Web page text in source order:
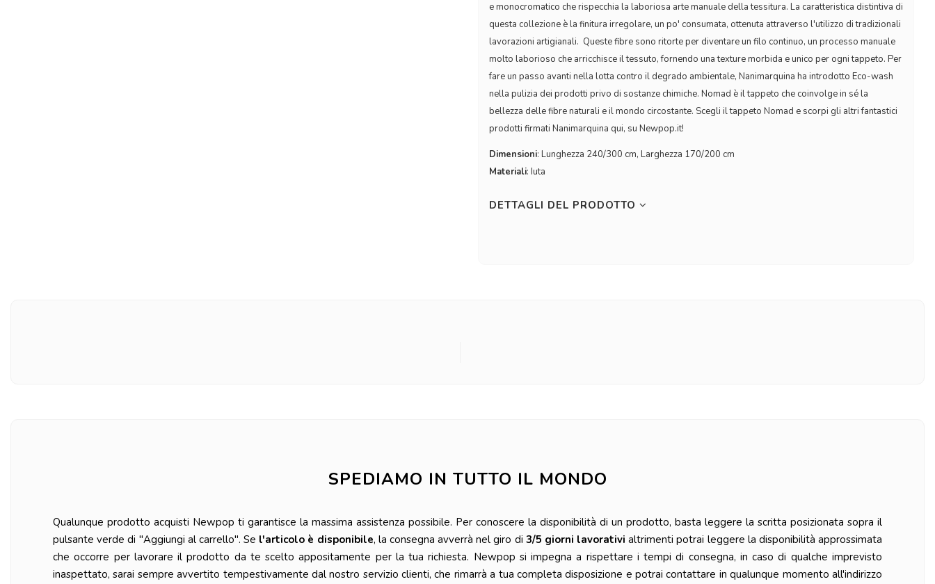
e monocromatico che rispecchia la laboriosa arte manuale della tessitura. La caratteristica distintiva di
questa collezione è la finitura irregolare, un po' consumata, ottenuta attraverso l'utilizzo di tradizionali
lavorazioni artigianali. Queste fibre sono ritorte per diventare un filo continuo, un processo manuale
molto laborioso che arricchisce il tessuto, fornendo una texture morbida e unico per ogni tappeto. Per
fare un passo avanti nella lotta contro il degrado ambientale, Nanimarquina ha introdotto Eco-wash
nella pulizia dei prodotti privo di sostanze chimiche. Nomad è il tappeto che coinvolge in sé la
bellezza delle fibre naturali e il mondo circostante. Scegli il tappeto Nomad e scorpi gli altri fantastici
prodotti firmati Nanimarquina qui, su Newpop.it!
Dimensioni: Lunghezza 240/300 cm, Larghezza 170/200 cm
Materiali: Iuta
DETTAGLI DEL PRODOTTO
SPEDIAMO IN TUTTO IL MONDO
Qualunque prodotto acquisti Newpop ti garantisce la massima assistenza possibile. Per conoscere la disponibilità di un prodotto, basta leggere la scritta posizionata sopra il
pulsante verde di "Aggiungi al carrello". Se l'articolo è disponibile, la consegna avverrà nel giro di 3/5 giorni lavorativi altrimenti potrai leggere la disponibilità approssimata
che occorre per lavorare il prodotto da te scelto appositamente per la tua richiesta. Newpop si impegna a rispettare i tempi di consegna, in caso di qualche imprevisto
inaspettato, sarai sempre avvertito tempestivamente dal nostro servizio clienti, che rimarrà a tua completa disposizione e potrai contattare in qualunque momento all'indirizzo